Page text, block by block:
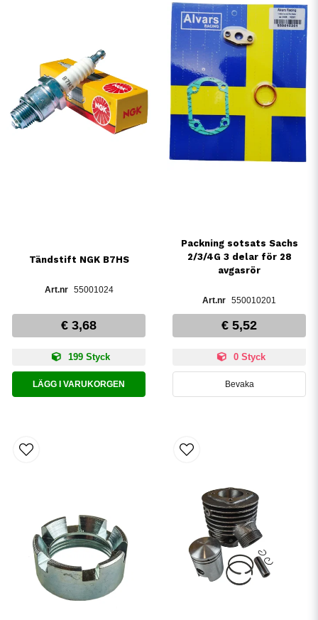
Tändstift NGK B7HS
55001024
€ 3,68
199 Styck
LÄGG I VARUKORGEN
Packning sotsats Sachs
2/3/4G 3 delar för 28
avgasrör
550010201
€ 5,52
0 Styck
Bevaka